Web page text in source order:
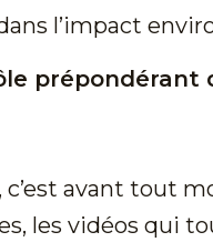
l’impact
prépondérant
, c’est avant tout
les vidéos qui